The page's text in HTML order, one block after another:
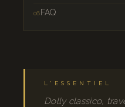
FAQ
L'ESSENTIEL
Dolly classico,